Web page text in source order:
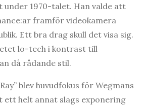
under 1970-talet. Han valde att
framför videokamera
Ett bra drag skull det visa sig.
lo-tech i kontrast till
då rådande stil.
blev huvudfokus för Wegmans
ett helt annat slags exponering